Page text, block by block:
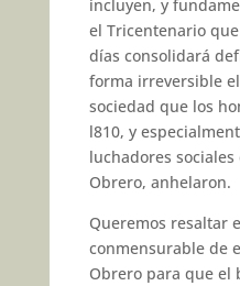
incluyen, y
el Tricentenario
días consolidará
forma irreversi­ble
sociedad que los
l810, y
luchadores
Obrero, anhelaron.
Queremos resaltar
conmensurable de
Obrero para que el